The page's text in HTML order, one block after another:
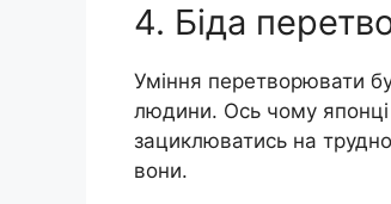
4. Біда
Уміння перетворювати
людини. Ось чому
зациклюватись на
вони.